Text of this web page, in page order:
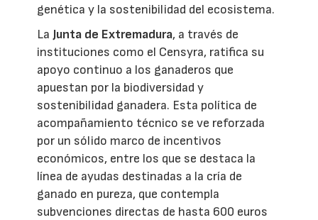
genética y la sostenibilidad del ecosistema.
La Junta de Extremadura, a través de
instituciones como el Censyra, ratifica su
apoyo continuo a los ganaderos que
apuestan por la biodiversidad y
sostenibilidad ganadera. Esta política de
acompañamiento técnico se ve reforzada
por un sólido marco de incentivos
económicos, entre los que se destaca la
línea de ayudas destinadas a la cría de
ganado en pureza, que contempla
subvenciones directas de hasta 600 euros